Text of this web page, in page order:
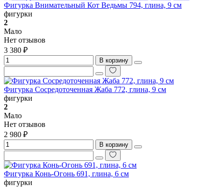
Фигурка Внимательный Кот Ведьмы 794, глина, 9 см
фигурки
2
Мало
Нет отзывов
3 380 ₽
В корзину
Фигурка Сосредоточенная Жаба 772, глина, 9 см
фигурки
2
Мало
Нет отзывов
2 980 ₽
В корзину
Фигурка Конь-Огонь 691, глина, 6 см
фигурки